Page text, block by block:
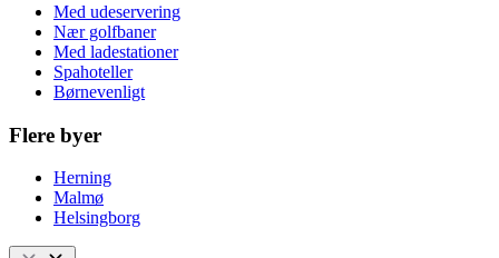
Med udeservering
Nær golfbaner
Med ladestationer
Spahoteller
Børnevenligt
Flere byer
Herning
Malmø
Helsingborg